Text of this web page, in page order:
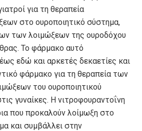
για τη θεραπεία
στο ουροποιητικό σύστημα,
των λοιμώξεων της ουροδόχου
Το φάρμακο αυτό
εδώ και αρκετές δεκαετίες και
φάρμακο για τη θεραπεία των
του ουροποιητικού
γυναίκες. Η νιτροφουραντοΐνη
που προκαλούν λοίμωξη στο
και συμβάλλει στην